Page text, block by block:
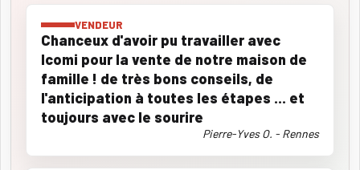
VENDEUR
Chanceux d'avoir pu travailler avec
Icomi pour la vente de notre maison de
famille ! de très bons conseils, de
l'anticipation à toutes les étapes ... et
toujours avec le sourire
Pierre-Yves O. - Rennes